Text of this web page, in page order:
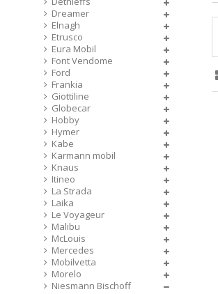
Dreamer
Elnagh
Etrusco
Eura Mobil
Font Vendome
Ford
Frankia
Giottiline
Globecar
Hobby
Hymer
Kabe
Karmann mobil
Knaus
Itineo
La Strada
Laika
Le Voyageur
Malibu
McLouis
Mercedes
Mobilvetta
Morelo
Niesmann Bischoff